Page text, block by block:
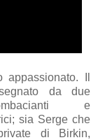
Il
da due
e
sia Serge che
di Birkin,